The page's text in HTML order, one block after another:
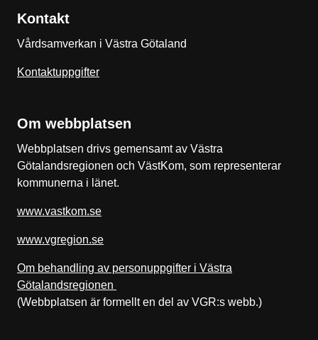
Kontakt
Vårdsamverkan i Västra Götaland
Kontaktuppgifter
Om webbplatsen
Webbplatsen drivs gemensamt av Västra
Götalandsregionen och VästKom, som representerar
kommunerna i länet.
www.vastkom.se
www.vgregion.se
Om behandling av personuppgifter i Västra
Götalandsregionen
(Webbplatsen är formellt en del av VGR:s webb.)